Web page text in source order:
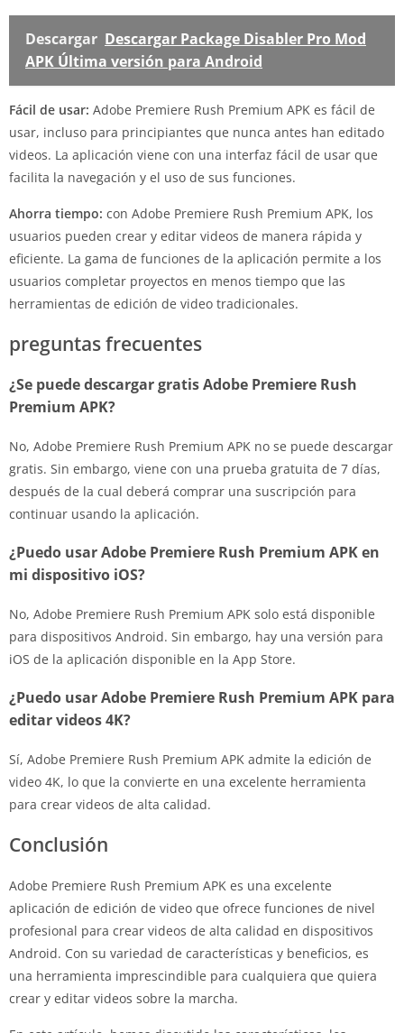
Descargar Descargar Package Disabler Pro Mod
APK Última versión para Android
Fácil de usar: Adobe Premiere Rush Premium APK es fácil de
usar, incluso para principiantes que nunca antes han editado
videos. La aplicación viene con una interfaz fácil de usar que
facilita la navegación y el uso de sus funciones.
Ahorra tiempo: con Adobe Premiere Rush Premium APK, los
usuarios pueden crear y editar videos de manera rápida y
eficiente. La gama de funciones de la aplicación permite a los
usuarios completar proyectos en menos tiempo que las
herramientas de edición de video tradicionales.
preguntas frecuentes
¿Se puede descargar gratis Adobe Premiere Rush
Premium APK?
No, Adobe Premiere Rush Premium APK no se puede descargar
gratis. Sin embargo, viene con una prueba gratuita de 7 días,
después de la cual deberá comprar una suscripción para
continuar usando la aplicación.
¿Puedo usar Adobe Premiere Rush Premium APK en
mi dispositivo iOS?
No, Adobe Premiere Rush Premium APK solo está disponible
para dispositivos Android. Sin embargo, hay una versión para
iOS de la aplicación disponible en la App Store.
¿Puedo usar Adobe Premiere Rush Premium APK para
editar videos 4K?
Sí, Adobe Premiere Rush Premium APK admite la edición de
video 4K, lo que la convierte en una excelente herramienta
para crear videos de alta calidad.
Conclusión
Adobe Premiere Rush Premium APK es una excelente
aplicación de edición de video que ofrece funciones de nivel
profesional para crear videos de alta calidad en dispositivos
Android. Con su variedad de características y beneficios, es
una herramienta imprescindible para cualquiera que quiera
crear y editar videos sobre la marcha.